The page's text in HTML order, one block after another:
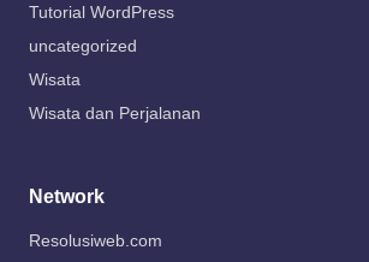
Tutorial WordPress
uncategorized
Wisata
Wisata dan Perjalanan
Network
Resolusiweb.com